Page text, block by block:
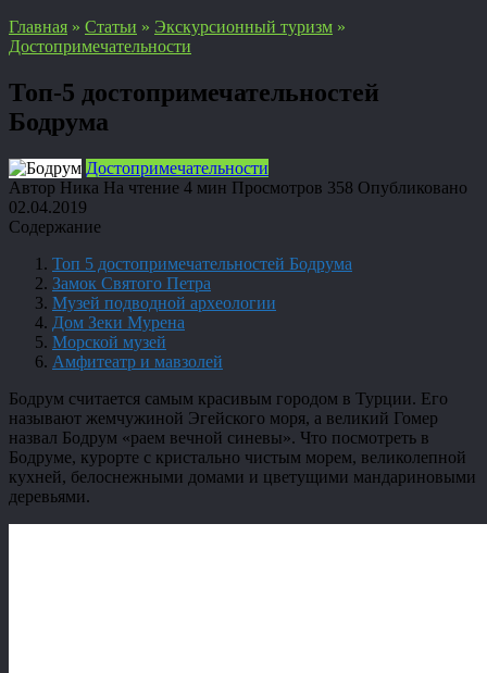
Главная » Статьи » Экскурсионный туризм »
Достопримечательности
Топ-5 достопримечательностей
Бодрума
Достопримечательности
Автор Ника На чтение 4 мин Просмотров 358 Опубликовано
02.04.2019
Содержание
Топ 5 достопримечательностей Бодрума
Замок Святого Петра
Музей подводной археологии
Дом Зеки Мурена
Морской музей
Амфитеатр и мавзолей
Бодрум считается самым красивым городом в Турции. Его
называют жемчужиной Эгейского моря, а великий Гомер
назвал Бодрум «раем вечной синевы». Что посмотреть в
Бодруме, курорте с кристально чистым морем, великолепной
кухней, белоснежными домами и цветущими мандариновыми
деревьями.